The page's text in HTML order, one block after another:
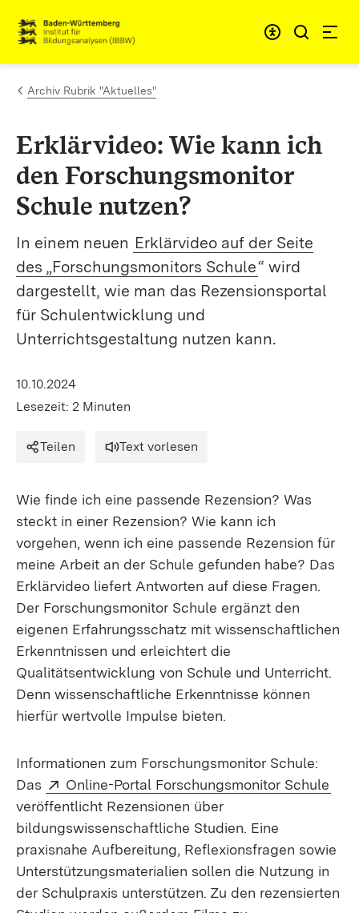
Zum Inhalt springen
Link zur Startseite
Archiv Rubrik "Aktuelles"
Erklärvideo: Wie kann ich
den Forschungsmonitor
Schule nutzen?
In einem neuen Erklärvideo auf der Seite
des „Forschungsmonitors Schule“ wird
dargestellt, wie man das Rezensionsportal
für Schulentwicklung und
Unterrichtsgestaltung nutzen kann.
10.10.2024
Lesezeit: 2 Minuten
Teilen Text vorlesen
Wie finde ich eine passende Rezension? Was
steckt in einer Rezension? Wie kann ich
vorgehen, wenn ich eine passende Rezension für
meine Arbeit an der Schule gefunden habe? Das
Erklärvideo liefert Antworten auf diese Fragen.
Der Forschungsmonitor Schule ergänzt den
eigenen Erfahrungsschatz mit wissenschaftlichen
Erkenntnissen und erleichtert die
Qualitätsentwicklung von Schule und Unterricht.
Denn wissenschaftliche Erkenntnisse können
hierfür wertvolle Impulse bieten.
Informationen zum Forschungsmonitor Schule:
Das
Extern:
Online-Portal Forschungsmonitor Schule
veröffentlicht Rezensionen über
bildungswissenschaftliche Studien. Eine
praxisnahe Aufbereitung, Reflexionsfragen sowie
Unterstützungsmaterialien sollen die Nutzung in
der Schulpraxis unterstützen. Zu den rezensierten